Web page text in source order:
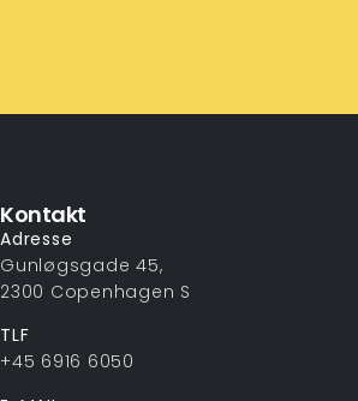
Kontakt
Adresse
Gunløgsgade 45,
2300 Copenhagen S
TLF
+45 6916 6050